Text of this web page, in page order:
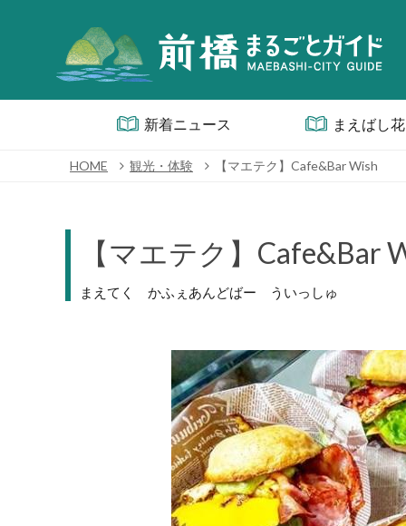
新着ニュース まえばし
HOME 観光・体験 【マエテク】Cafe&Bar Wish
【マエテク】Cafe&Bar
まえてく かふぇあんどばー ういっしゅ